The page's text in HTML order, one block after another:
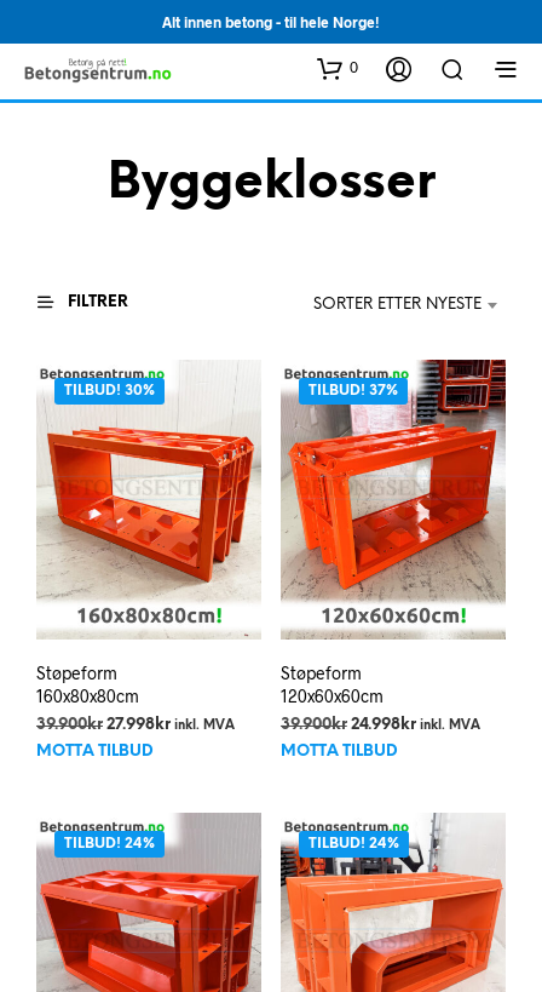
Alt innen betong - til hele Norge!
0
Byggeklosser
FILTRER SORTER ETTER NYESTE
TILBUD! 30%
Støpeform
160x80x80cm
39.900kr Opprinnelig
pris
27.998 krNåværende
inkl. MVA
MOTTA TILBUD
TILBUD! 37%
Støpeform
120x60x60cm
39.900kr Opprinnelig
pris
24.998krNåværende
inkl. MVA
MOTTA TILBUD
TILBUD! 24% TILBUD! 24%